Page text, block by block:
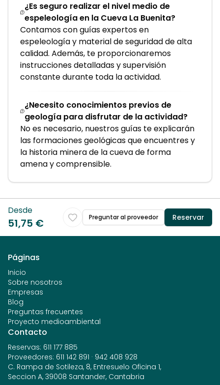
¿Es seguro realizar el nivel medio de
espeleología en la Cueva La Buenita?
Contamos con guías expertos en
espeleología y material de seguridad de alta
calidad. Además, te proporcionaremos
instrucciones detalladas y supervisión
constante durante toda la actividad.
¿Necesito conocimientos previos de
geología para disfrutar de la actividad?
No es necesario, nuestros guías te explicarán
las formaciones geológicas que encuentres y
la historia minera de la cueva de forma
amena y comprensible.
Desde
51,75 € Preguntar al proveedor Reservar
Páginas
Inicio
Sobre nosotros
Empresas
Blog
Preguntas frecuentes
Proyecto medioambiental
Contacto
Reservas: 611 177 885
Proveedores: 611 142 891 · 942 408 928
C. Rampa de Sotileza, 8, Entresuelo Oficina 1,
Seccion A, 39008 Santander, Cantabria